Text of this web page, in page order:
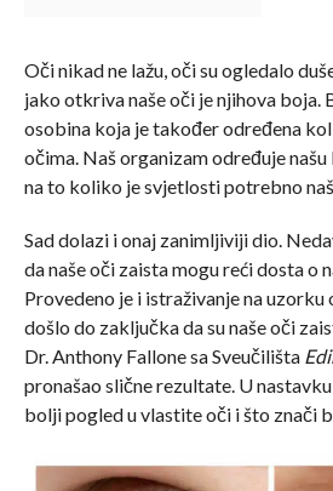
Oči nikad ne lažu, oči su ogledalo
jako otkriva naše oči je njihova boja.
osobina koja je također određena
očima. Naš organizam određuje
na to koliko je svjetlosti potrebno
Sad dolazi i onaj zanimljiviji dio.
da naše oči zaista mogu reći dosta o
Provedeno je i istraživanje na
došlo do zaključka da su naše oči
Dr. Anthony Fallone sa Sveučilišta
pronašao slične rezultate. U
bolji pogled u vlastite oči i što znači